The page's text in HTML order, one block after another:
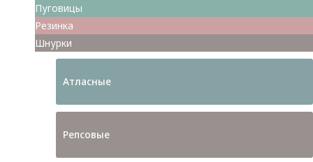
Пуговицы
Резинка
Шнурки
Атласные
Репсовые